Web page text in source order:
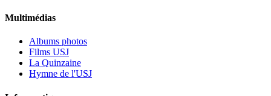
Multimédias
Albums photos
Films USJ
La Quinzaine
Hymne de l'USJ